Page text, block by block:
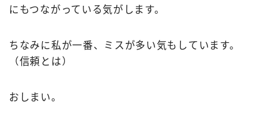
にもつながっている気がします。
ちなみに私が一番、ミスが多い気もしています。
（信頼とは）
おしまい。